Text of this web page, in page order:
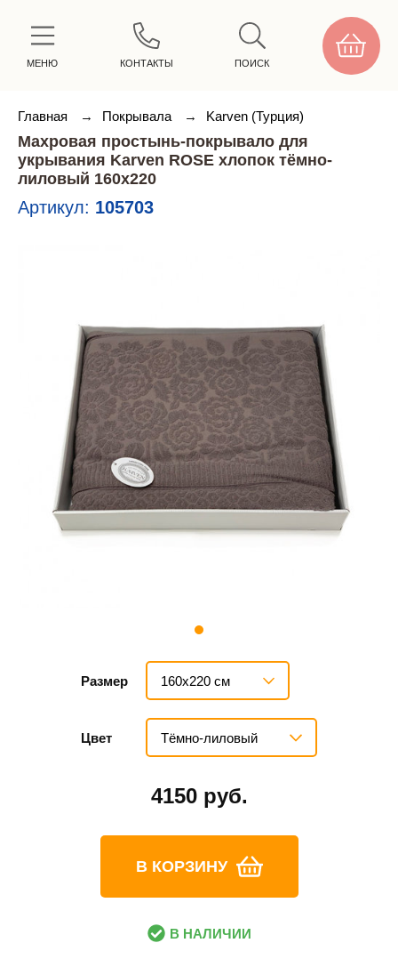
МЕНЮ КОНТАКТЫ ПОИСК
Главная → Покрывала → Karven (Турция)
Махровая простынь-покрывало для
укрывания Karven ROSE хлопок тёмно-
лиловый 160х220
Артикул: 105703
Размер 160х220 см
Цвет Тёмно-лиловый
4150 руб.
В КОРЗИНУ
В НАЛИЧИИ